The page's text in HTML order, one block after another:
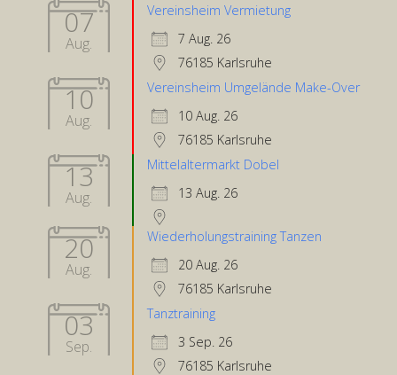
07
Aug.
Vereinsheim Vermietung
7 Aug. 26
76185 Karlsruhe
10
Aug.
Vereinsheim Umgelände Make-Over
10 Aug. 26
76185 Karlsruhe
13
Aug.
Mittelaltermarkt Dobel
13 Aug. 26
20
Aug.
Wiederholungstraining Tanzen
20 Aug. 26
76185 Karlsruhe
03
Sep.
Tanztraining
3 Sep. 26
76185 Karlsruhe